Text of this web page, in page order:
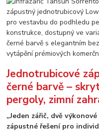
Jednotrubicové
černé barvě –
pergoly, zimní
„Jeden zářič, dvě
zápustné řešení pro